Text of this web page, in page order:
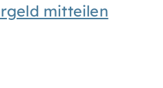
mitteilen